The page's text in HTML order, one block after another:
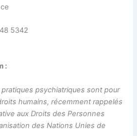
5342
:
psychiatriques sont pour
humains, récemment rappelés
aux Droits des Personnes
des Nations Unies de